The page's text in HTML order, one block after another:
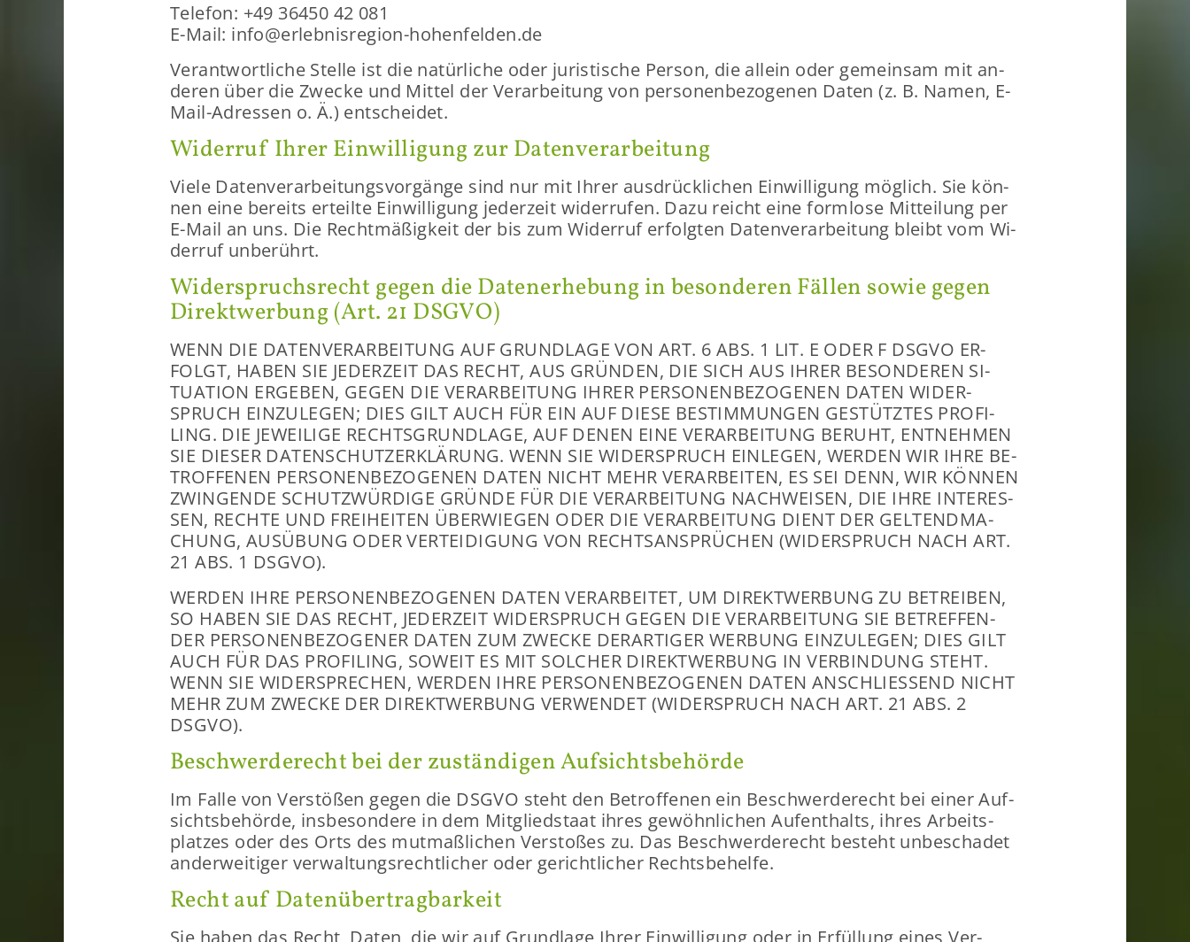
Te­le­fon: +49 36450 42 081
E-​Mail: info@erlebnisregion-​hohenfelden.de
Ver­ant­wort­li­che Stel­le ist die na­tür­li­che oder ju­ris­ti­sche Per­son, die al­lein oder ge­mein­sam mit an­
de­ren über die Zwe­cke und Mit­tel der Ver­ar­bei­tung von per­so­nen­be­zo­ge­nen Daten (z. B. Namen, E-​
Mail-Adressen o. Ä.) ent­schei­det.
Wi­der­ruf Ihrer Ein­wil­li­gung zur Da­ten­ver­ar­bei­tung
Viele Da­ten­ver­ar­bei­tungs­vor­gän­ge sind nur mit Ihrer aus­drück­li­chen Ein­wil­li­gung mög­lich. Sie kön­
nen eine be­reits er­teil­te Ein­wil­li­gung je­der­zeit wi­der­ru­fen. Dazu reicht eine form­lo­se Mit­tei­lung per
E-​Mail an uns. Die Recht­mä­ßig­keit der bis zum Wi­der­ruf er­folg­ten Da­ten­ver­ar­bei­tung bleibt vom Wi­
der­ruf un­be­rührt.
Wi­der­spruchs­recht gegen die Da­ten­er­he­bung in be­son­de­ren Fäl­len sowie gegen
Di­rekt­wer­bung (Art. 21 DSGVO)
WENN DIE DA­TEN­VER­AR­BEI­TUNG AUF GRUND­LA­GE VON ART. 6 ABS. 1 LIT. E ODER F DSGVO ER­
FOLGT, HABEN SIE JE­DER­ZEIT DAS RECHT, AUS GRÜN­DEN, DIE SICH AUS IHRER BE­SON­DE­REN SI­
TUA­TI­ON ER­GE­BEN, GEGEN DIE VER­AR­BEI­TUNG IHRER PER­SO­NEN­BE­ZO­GE­NEN DATEN WI­DER­
SPRUCH EIN­ZU­LE­GEN; DIES GILT AUCH FÜR EIN AUF DIESE BE­STIM­MUN­GEN GE­STÜTZ­TES PRO­FI­
LING. DIE JE­WEI­LI­GE RECHTS­GRUND­LA­GE, AUF DENEN EINE VER­AR­BEI­TUNG BE­RUHT, ENT­NEH­MEN
SIE DIE­SER DA­TEN­SCHUTZ­ER­KLÄ­RUNG. WENN SIE WI­DER­SPRUCH EIN­LE­GEN, WER­DEN WIR IHRE BE­
TROF­FE­NEN PER­SO­NEN­BE­ZO­GE­NEN DATEN NICHT MEHR VER­AR­BEI­TEN, ES SEI DENN, WIR KÖN­NEN
ZWIN­GEN­DE SCHUTZ­WÜR­DI­GE GRÜN­DE FÜR DIE VER­AR­BEI­TUNG NACH­WEI­SEN, DIE IHRE IN­TER­ES­
SEN, RECH­TE UND FREI­HEI­TEN ÜBER­WIE­GEN ODER DIE VER­AR­BEI­TUNG DIENT DER GEL­TEND­MA­
CHUNG, AUS­ÜBUNG ODER VER­TEI­DI­GUNG VON RECHTS­AN­SPRÜ­CHEN (WI­DER­SPRUCH NACH ART.
21 ABS. 1 DSGVO).
WER­DEN IHRE PER­SO­NEN­BE­ZO­GE­NEN DATEN VER­AR­BEI­TET, UM DI­REKT­WER­BUNG ZU BE­TREI­BEN,
SO HABEN SIE DAS RECHT, JE­DER­ZEIT WI­DER­SPRUCH GEGEN DIE VER­AR­BEI­TUNG SIE BE­TREF­FEN­
DER PER­SO­NEN­BE­ZO­GE­NER DATEN ZUM ZWE­CKE DER­AR­TI­GER WER­BUNG EIN­ZU­LE­GEN; DIES GILT
AUCH FÜR DAS PRO­FI­LING, SO­WEIT ES MIT SOL­CHER DI­REKT­WER­BUNG IN VER­BIN­DUNG STEHT.
WENN SIE WI­DER­SPRE­CHEN, WER­DEN IHRE PER­SO­NEN­BE­ZO­GE­NEN DATEN AN­SCHLIES­SEND NICHT
MEHR ZUM ZWE­CKE DER DI­REKT­WER­BUNG VER­WEN­DET (WI­DER­SPRUCH NACH ART. 21 ABS. 2
DSGVO).
Be­schwer­de­recht bei der zu­stän­di­gen Auf­sichts­be­hör­de
Im Falle von Ver­stö­ßen gegen die DSGVO steht den Be­trof­fe­nen ein Be­schwer­de­recht bei einer Auf­
sichts­be­hör­de, ins­be­son­de­re in dem Mit­glied­staat ihres ge­wöhn­li­chen Auf­ent­halts, ihres Ar­beits­
plat­zes oder des Orts des mut­maß­li­chen Ver­sto­ßes zu. Das Be­schwer­de­recht be­steht un­be­scha­det
an­der­wei­ti­ger ver­wal­tungs­recht­li­cher oder ge­richt­li­cher Rechts­be­hel­fe.
Recht auf Da­ten­über­trag­bar­keit
Sie haben das Recht, Daten, die wir auf Grund­la­ge Ihrer Ein­wil­li­gung oder in Er­fül­lung eines Ver­